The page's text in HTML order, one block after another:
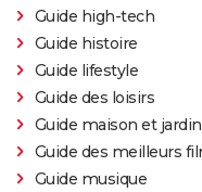
Guide high-tech
Guide histoire
Guide lifestyle
Guide des loisirs
Guide maison et jardin
Guide des meilleurs
Guide musique